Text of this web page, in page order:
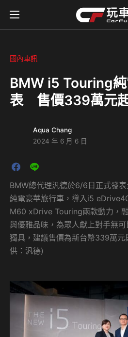
國內車訊
BMW i5 Touring
表 售價339萬元
Aqua Chang
2024 年 6 月 6 日
BMW總代理汎德於6/6日正式發
純電豪華旅行車，導入i5
M60 xDrive Touring兩款動力，
與優雅品味，為眾人獻上對手無
獨具，建議售價為新台幣339萬
供：汎德)